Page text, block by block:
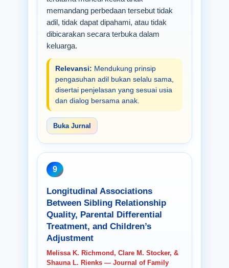
memandang perbedaan tersebut tidak
adil, tidak dapat dipahami, atau tidak
dibicarakan secara terbuka dalam
keluarga.
Relevansi: Mendukung prinsip
pengasuhan adil bukan selalu sama,
disertai penjelasan yang sesuai usia
dan dialog bersama anak.
Buka Jurnal
9
Longitudinal Associations
Between Sibling Relationship
Quality, Parental Differential
Treatment, and Children’s
Adjustment
Melissa K. Richmond, Clare M. Stocker, &
Shauna L. Rienks — Journal of Family